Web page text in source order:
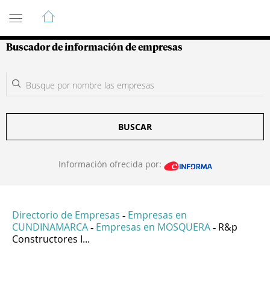
Guía de Empresas Colombianas
Buscador de información de empresas
BUSCAR
Información ofrecida por:
Directorio de Empresas - Empresas en
CUNDINAMARCA - Empresas en MOSQUERA - R&p
Constructores I...